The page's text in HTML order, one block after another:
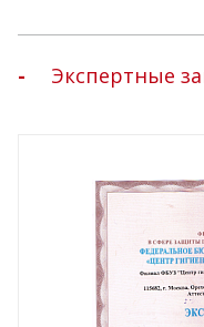
Экспертные